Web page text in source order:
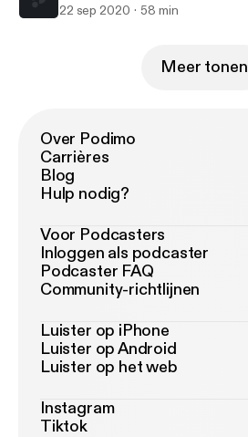
22 sep 2020 58 min
Meer tonen
Over Podimo
Carrières
Blog
Hulp nodig?
Voor Podcasters
Inloggen als podcaster
Podcaster FAQ
Community-richtlijnen
Luister op iPhone
Luister op Android
Luister op het web
Instagram
Tiktok